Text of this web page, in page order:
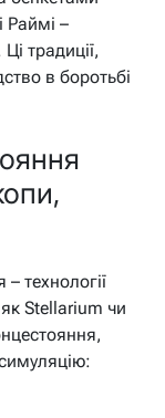
Раймі –
традиції,
в боротьбі
технології
Stellarium чи